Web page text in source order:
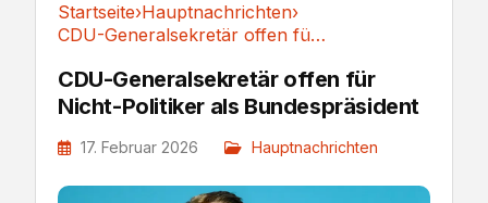
Startseite›Hauptnachrichten›
CDU-Generalsekretär offen für Nicht-Politiker...
CDU-Generalsekretär offen für
Nicht-Politiker als Bundespräsident
17. Februar 2026 Hauptnachrichten